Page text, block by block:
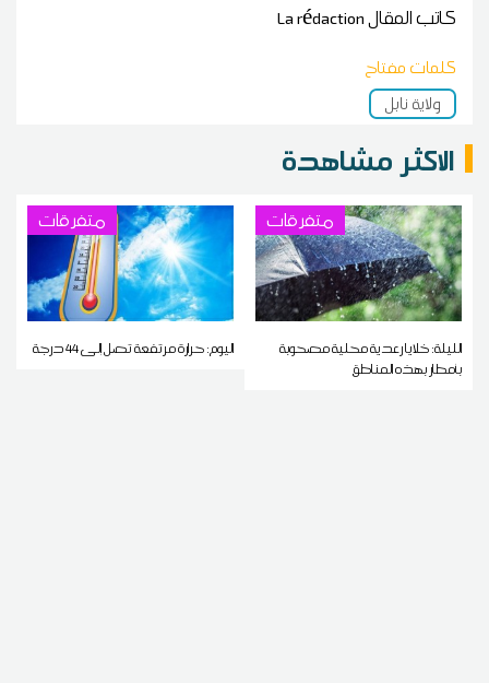
كاتب المقالLa rédaction
كلمات مفتاح
ولاية نابل
الاكثر مشاهدة
متفرقات
الليلة: خلايا رعدية محلية مصحوبة
بأمطار بهذه المناطق
متفرقات
اليوم: حرارة مرتفعة تصل إلى 44 درجة